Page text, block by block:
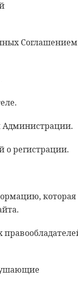
Администрации.
о регистрации.
которая